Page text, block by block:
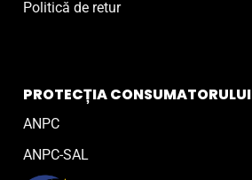
Politică de retur
PROTECȚIA CONSUMATORULUI
ANPC
ANPC-SAL